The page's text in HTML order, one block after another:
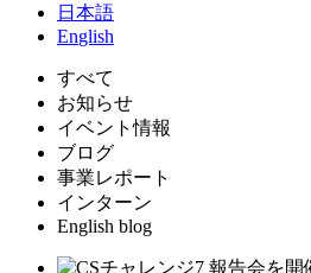
日 本語
English
すべて
お知らせ
イベント情報
ブログ
事業レポート
インターン
English blog